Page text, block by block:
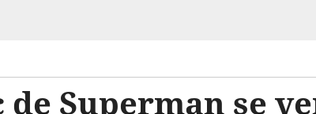
de Superman se